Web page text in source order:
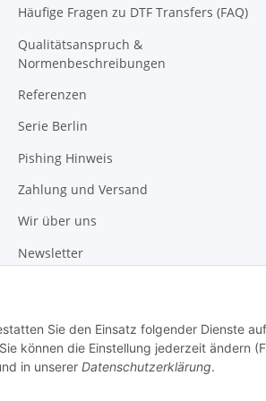
Häufige Fragen zu DTF Transfers (FAQ)
Qualitätsanspruch &
Normenbeschreibungen
Referenzen
Serie Berlin
Pishing Hinweis
Zahlung und Versand
Wir über uns
Newsletter
Sie den Einsatz folgender Dienste
können die Einstellung jederzeit ändern
in unserer Datenschutzerklärung.